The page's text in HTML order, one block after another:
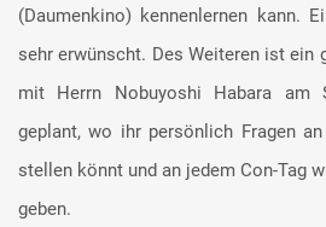
(Daumenkino) kennenlernen kann.
sehr erwünscht. Des Weiteren ist ein
mit Herrn Nobuyoshi Habara am
geplant, wo ihr persönlich Fragen
stellen könnt und an jedem Con-Tag
geben.